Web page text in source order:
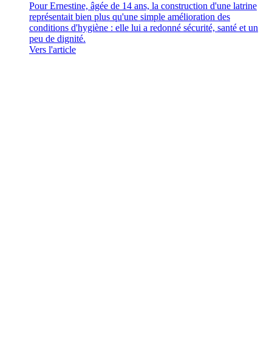
Pour Ernestine, âgée de 14 ans, la construction d'une latrine
représentait bien plus qu'une simple amélioration des
conditions d'hygiène : elle lui a redonné sécurité, santé et un
peu de dignité.
Vers l'article